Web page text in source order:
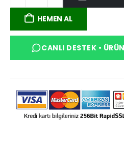
HEMEN AL
CANLI DESTEK •